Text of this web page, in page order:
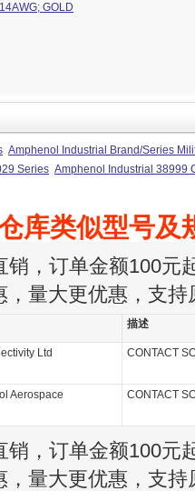
GOLD
Amphenol Industrial Brand/Series
Series Amphenol Industrial 38999
库类似型号及
，订单金额100元
量大更优惠，支持
描述
Ltd CONTACT
Aerospace CONTACT
，订单金额100元
量大更优惠，支持